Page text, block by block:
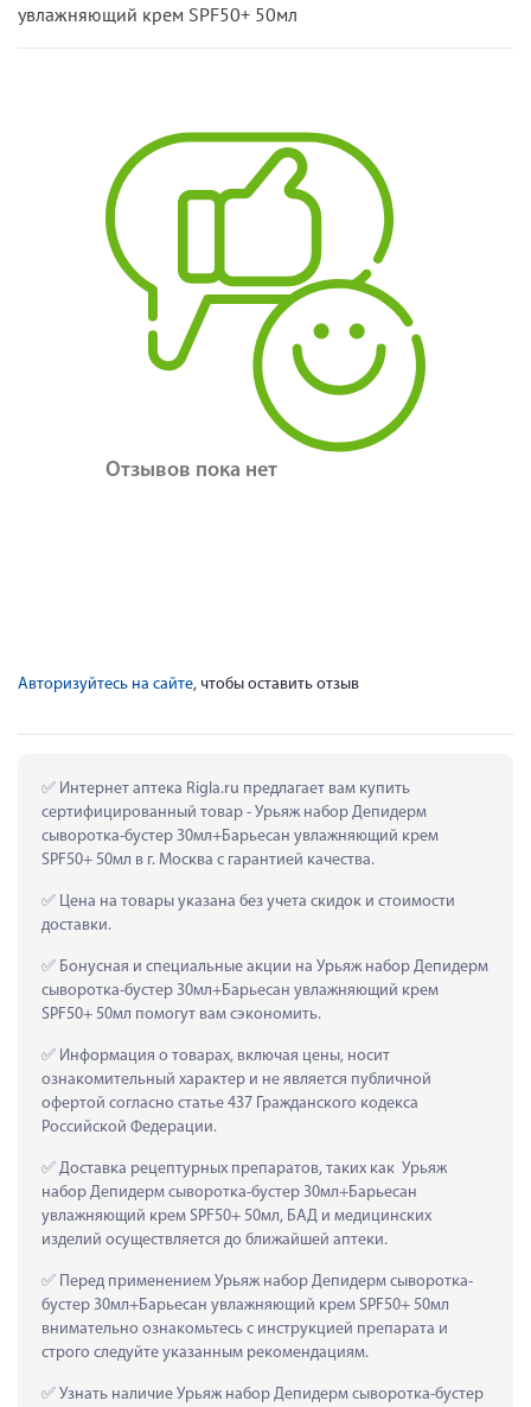
увлажняющий крем SPF50+ 50мл
Отзывов пока нет
Авторизуйтесь на сайте, чтобы оставить отзыв
Интернет аптека Rigla.ru предлагает вам купить
сертифицированный товар - Урьяж набор Депидерм
сыворотка-бустер 30мл+Барьесан увлажняющий крем
SPF50+ 50мл в г. Москва с гарантией качества.
Цена на товары указана без учета скидок и стоимости
доставки.
Бонусная и специальные акции на Урьяж набор Депидерм
сыворотка-бустер 30мл+Барьесан увлажняющий крем
SPF50+ 50мл помогут вам сэкономить.
Информация о товарах, включая цены, носит
ознакомительный характер и не является публичной
офертой согласно статье 437 Гражданского кодекса
Российской Федерации.
Доставка рецептурных препаратов, таких как  Урьяж
набор Депидерм сыворотка-бустер 30мл+Барьесан
увлажняющий крем SPF50+ 50мл, БАД и медицинских
изделий осуществляется до ближайшей аптеки.
Перед применением Урьяж набор Депидерм сыворотка-
бустер 30мл+Барьесан увлажняющий крем SPF50+ 50мл
внимательно ознакомьтесь с инструкцией препарата и
строго следуйте указанным рекомендациям.
Узнать наличие Урьяж набор Депидерм сыворотка-бустер